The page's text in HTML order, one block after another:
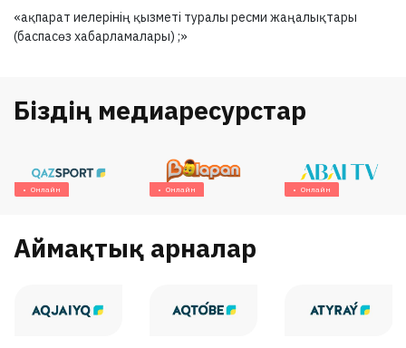
«ақпарат иелерінің қызметі туралы ресми жаңалықтары
(баспасөз хабарламалары) ;»
Біздің медиаресурстар
Онлайн Онлайн Онлайн
Аймақтық арналар